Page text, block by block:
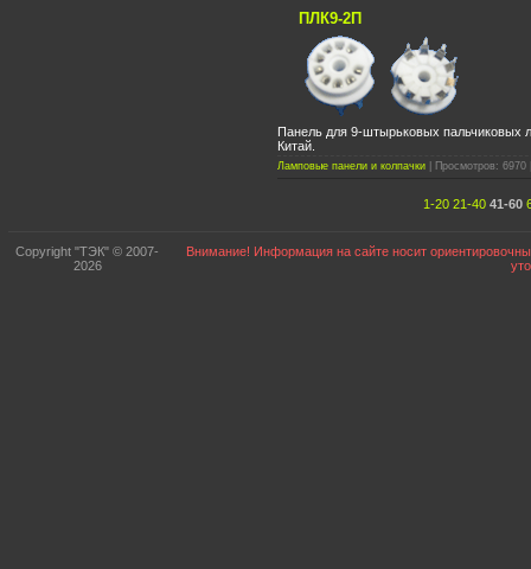
ПЛК9-2П
Панель для 9-штырьковых пальчиковых
Китай.
Ламповые панели и колпачки | Просмотров:
1-20 21-40 41-60
Copyright "ТЭК" © 2007-
2026
Внимание! Информация на сайте носит